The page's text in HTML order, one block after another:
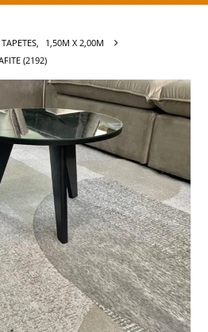
TAPETES
1,50M X 2,00M
(2192)